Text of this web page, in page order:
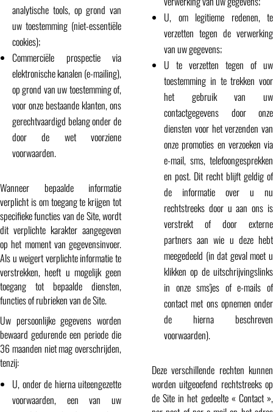
analytische tools, op grond van
uw toestemming (niet-essentiële
cookies);
Commerciële prospectie via
elektronische kanalen (e-mailing),
op grond van uw toestemming of,
voor onze bestaande klanten, ons
gerechtvaardigd belang onder de
door de wet voorziene
voorwaarden.
Wanneer bepaalde informatie
verplicht is om toegang te krijgen tot
specifieke functies van de Site, wordt
dit verplichte karakter aangegeven
op het moment van gegevensinvoer.
Als u weigert verplichte informatie te
verstrekken, heeft u mogelijk geen
toegang tot bepaalde diensten,
functies of rubrieken van de Site.
Uw persoonlijke gegevens worden
bewaard gedurende een periode die
36 maanden niet mag overschrijden,
tenzij:
U, onder de hierna uiteengezette
voorwaarden, een van uw
U, om legitieme redenen, te
verzetten tegen de verwerking
van uw gegevens;
U te verzetten tegen of uw
toestemming in te trekken voor
het gebruik van uw
contactgegevens door onze
diensten voor het verzenden van
onze promoties en verzoeken via
e-mail, sms, telefoongesprekken
en post. Dit recht blijft geldig of
de informatie over u nu
rechtstreeks door u aan ons is
verstrekt of door externe
partners aan wie u deze hebt
meegedeeld (in dat geval moet u
klikken op de uitschrijvingslinks
in onze sms'jes of e-mails of
contact met ons opnemen onder
de hierna beschreven
voorwaarden).
Deze verschillende rechten kunnen
worden uitgeoefend rechtstreeks op
de Site in het gedeelte « Contact »,